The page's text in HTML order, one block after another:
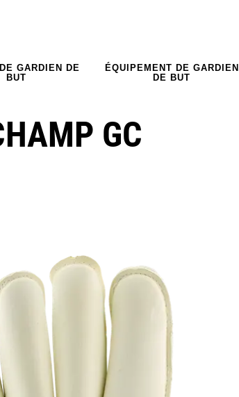
GARDIEN DE
BUT
ÉQUIPEMENT DE GARDIEN
DE BUT
GC